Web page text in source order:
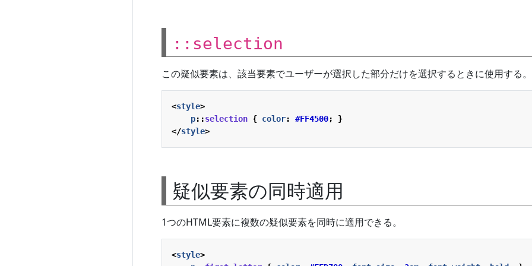
::selection
この疑似要素は、該当要素でユーザーが選択した部分だけを選択するときに使用する。
<style>
p::selection { color: #FF4500;
}
</style>
疑似要素の同時適用
1つのHTML要素に複数の疑似要素を同時に適用できる。
<style>